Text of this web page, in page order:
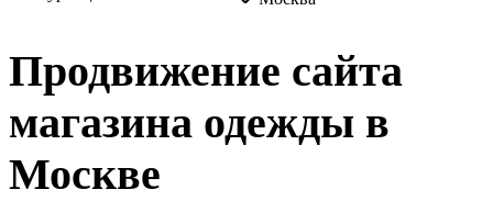
Продвижение сайта
магазина одежды в
Москве